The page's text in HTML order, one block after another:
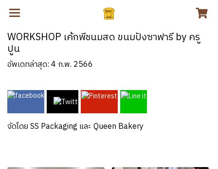
WORKSHOP เค้กพีชนมสด ขนมปังซาฟารี by ครู
ปูน
อัพเดทล่าสุด: 4 ก.พ. 2566
จัดโดย SS Packaging และ Queen Bakery